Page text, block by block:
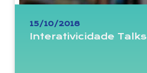
15/10/2018
Interativicidade Talks